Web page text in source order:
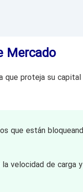
Mercado
que proteja su capital
que están
velocidad de carga